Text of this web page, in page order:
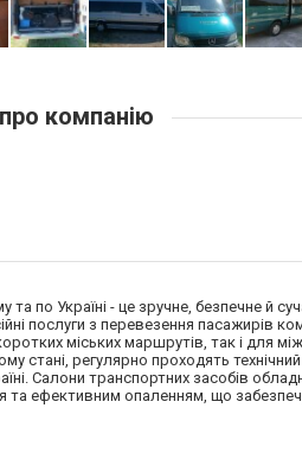
компанію
по Україні - це зручне, безпечне й
послуги з перевезення пасажирів
міських маршрутів, так і для
стані, регулярно проходять
Салони транспортних засобів
та ефективним опаленням, що